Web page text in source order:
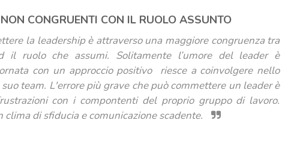
CONGRUENTI CON IL RUOLO ASSUNTO
la leadership è attraverso una maggiore congruenza tra
il ruolo che assumi. Solitamente l’umore del leader è
con un approccio positivo riesce a coinvolgere nello
team. L'errore più grave che può commettere un leader è
con i compontenti del proprio gruppo di lavoro.
clima di sfiducia e comunicazione scadente.